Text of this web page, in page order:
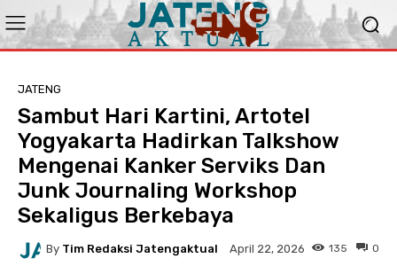
JATENG
Sambut Hari Kartini, Artotel
Yogyakarta Hadirkan Talkshow
Mengenai Kanker Serviks Dan
Junk Journaling Workshop
Sekaligus Berkebaya
By Tim Redaksi Jatengaktual April 22, 2026 0
135